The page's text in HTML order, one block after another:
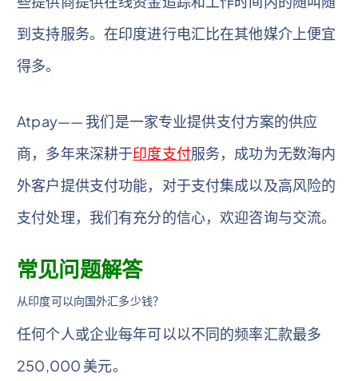
到支持服务。在印度进行电汇比在其他媒介上便宜
得多。
Atpay—— 我们是一家专业提供支付方案的供应
商，多年来深耕于印度支付服务，成功为无数海内
外客户提供支付功能，对于支付集成以及高风险的
支付处理，我们有充分的信心，欢迎咨询与交流。
常见问题解答
从印度可以向国外汇多少钱？
任何个人或企业每年可以以不同的频率汇款最多
250,000 美元。